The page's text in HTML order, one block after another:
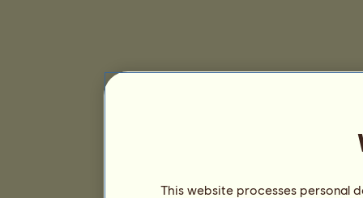
This website processes personal